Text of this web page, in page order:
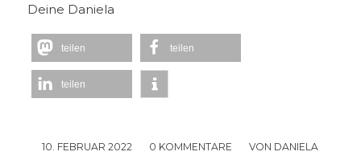
Deine Daniela
teilen teilen
teilen
10. FEBRUAR 2022
/ 0 KOMMENTARE
/ VON DANIELA